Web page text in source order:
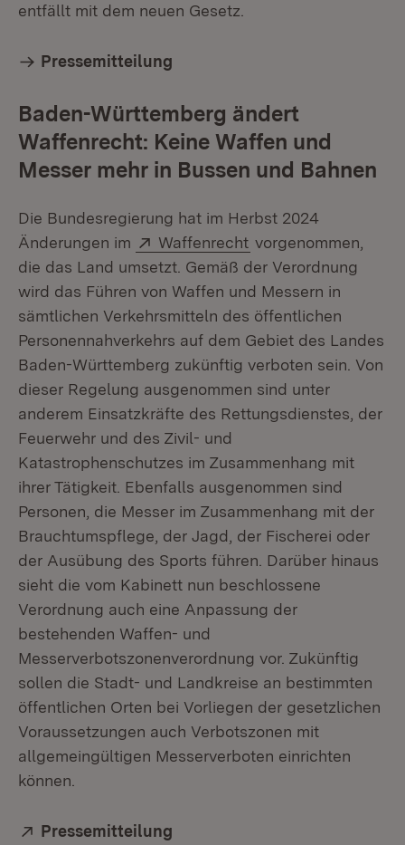
entfällt mit dem neuen Gesetz.
Pressemitteilung
Baden-Württemberg ändert
Waffenrecht: Keine Waffen und
Messer mehr in Bussen und Bahnen
Die Bundesregierung hat im Herbst 2024
Änderungen im
Extern:
Waffenrecht (Öffnet in neuem
vorgenommen,
die das Land umsetzt. Gemäß der Verordnung
wird das Führen von Waffen und Messern in
sämtlichen Verkehrsmitteln des öffentlichen
Personennahverkehrs auf dem Gebiet des Landes
Baden-Württemberg zukünftig verboten sein. Von
dieser Regelung ausgenommen sind unter
anderem Einsatzkräfte des Rettungsdienstes, der
Feuerwehr und des Zivil- und
Katastrophenschutzes im Zusammenhang mit
ihrer Tätigkeit. Ebenfalls ausgenommen sind
Personen, die Messer im Zusammenhang mit der
Brauchtumspflege, der Jagd, der Fischerei oder
der Ausübung des Sports führen. Darüber hinaus
sieht die vom Kabinett nun beschlossene
Verordnung auch eine Anpassung der
bestehenden Waffen- und
Messerverbotszonenverordnung vor. Zukünftig
sollen die Stadt- und Landkreise an bestimmten
öffentlichen Orten bei Vorliegen der gesetzlichen
Voraussetzungen auch Verbotszonen mit
allgemeingültigen Messerverboten einrichten
können.
Extern:
Pressemitteilung